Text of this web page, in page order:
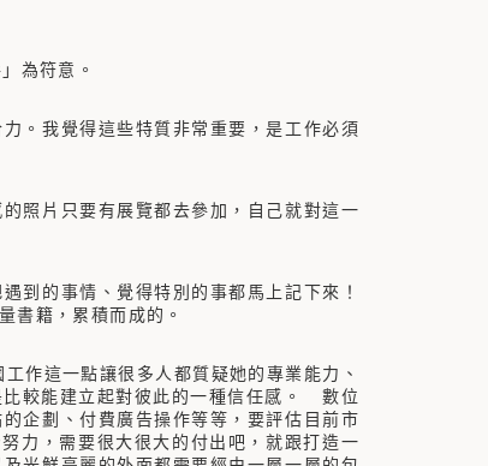
為符意。
。我覺得這些特質非常重要，是工作必須
照片只要有展覽都去參加，自己就對這一
到的事情、覺得特別的事都馬上記下來！
書籍，累積而成的。
作這一點讓很多人都質疑她的專業能力、
比較能建立起對彼此的一種信任感。 數位
企劃、付費廣告操作等等，要評估目前市
力，需要很大很大的付出吧，就跟打造一